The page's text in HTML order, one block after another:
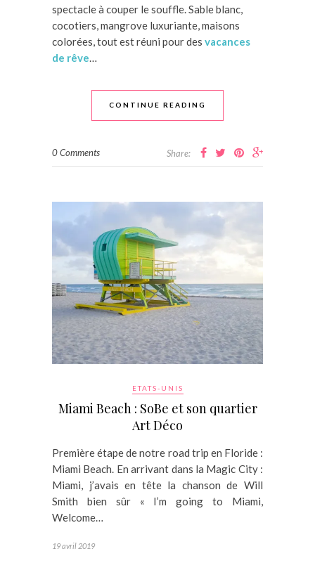
spectacle à couper le souffle. Sable blanc,
cocotiers, mangrove luxuriante, maisons
colorées, tout est réuni pour des vacances
de rêve…
CONTINUE READING
0 Comments Share:
ETATS-UNIS
Miami Beach : SoBe et son quartier
Art Déco
Première étape de notre road trip en Floride :
Miami Beach. En arrivant dans la Magic City :
Miami, j’avais en tête la chanson de Will
Smith bien sûr « I’m going to Miami,
Welcome…
19 avril 2019